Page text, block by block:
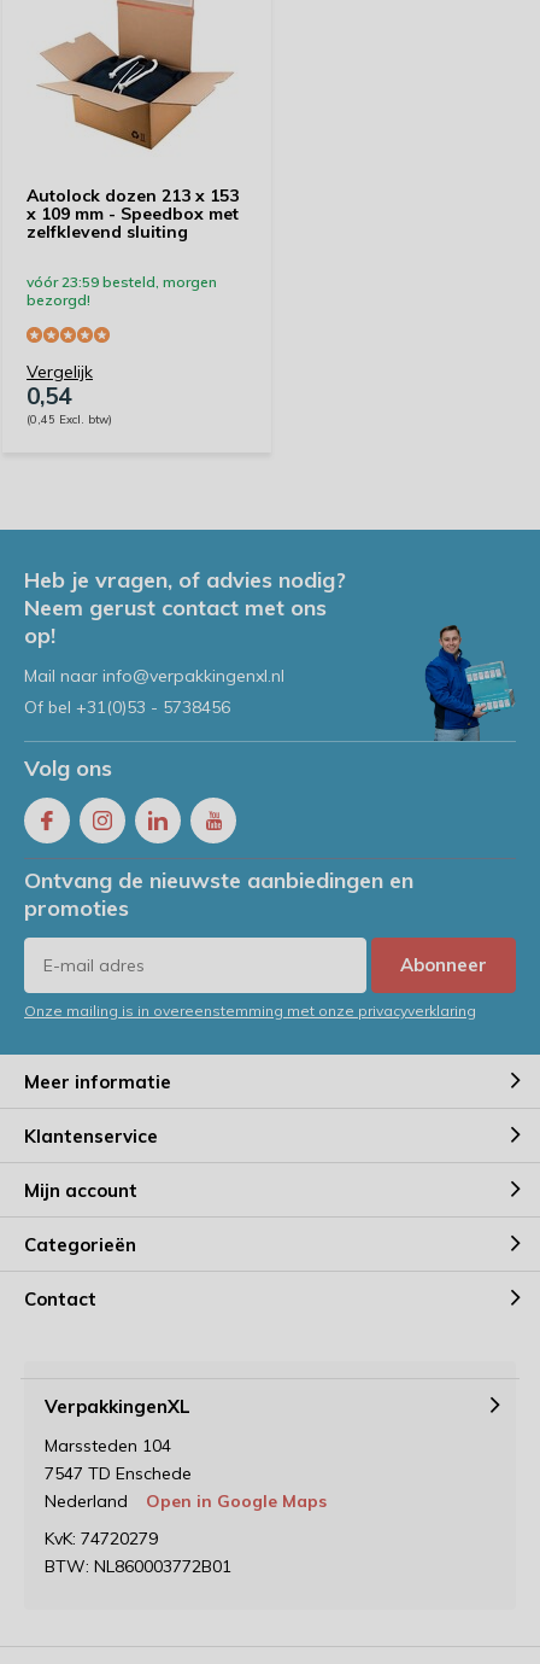
Autolock dozen 213 x 153
x 109 mm - Speedbox met
zelfklevend sluiting
vóór 23:59 besteld, morgen
bezorgd!
Vergelijk
0,54
(0,45 Excl. btw)
Heb je vragen, of advies nodig?
Neem gerust contact met ons
op!
Mail naar info@verpakkingenxl.nl
Of bel +31(0)53 - 5738456
Volg ons
Ontvang de nieuwste aanbiedingen en
promoties
Abonneer
Onze mailing is in overeenstemming met onze privacyverklaring
Meer informatie
Klantenservice
Mijn account
Categorieën
Contact
VerpakkingenXL
Marssteden 104
7547 TD Enschede
Nederland
Open in Google Maps
KvK: 74720279
BTW: NL860003772B01